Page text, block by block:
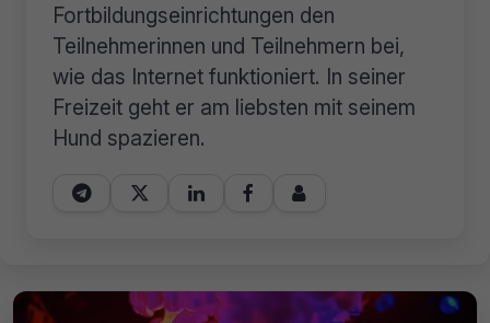
Fortbildungseinrichtungen den
Teilnehmerinnen und Teilnehmern bei,
wie das Internet funktioniert. In seiner
Freizeit geht er am liebsten mit seinem
Hund spazieren.
    